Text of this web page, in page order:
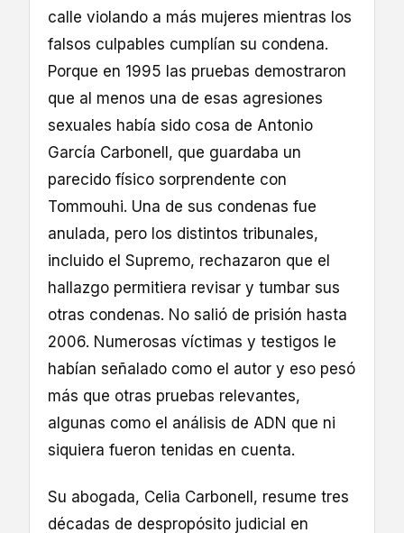
calle violando a más mujeres mientras los
falsos culpables cumplían su condena.
Porque en 1995 las pruebas demostraron
que al menos una de esas agresiones
sexuales había sido cosa de Antonio
García Carbonell, que guardaba un
parecido físico sorprendente con
Tommouhi. Una de sus condenas fue
anulada, pero los distintos tribunales,
incluido el Supremo, rechazaron que el
hallazgo permitiera revisar y tumbar sus
otras condenas. No salió de prisión hasta
2006. Numerosas víctimas y testigos le
habían señalado como el autor y eso pesó
más que otras pruebas relevantes,
algunas como el análisis de ADN que ni
siquiera fueron tenidas en cuenta.
Su abogada, Celia Carbonell, resume tres
décadas de despropósito judicial en